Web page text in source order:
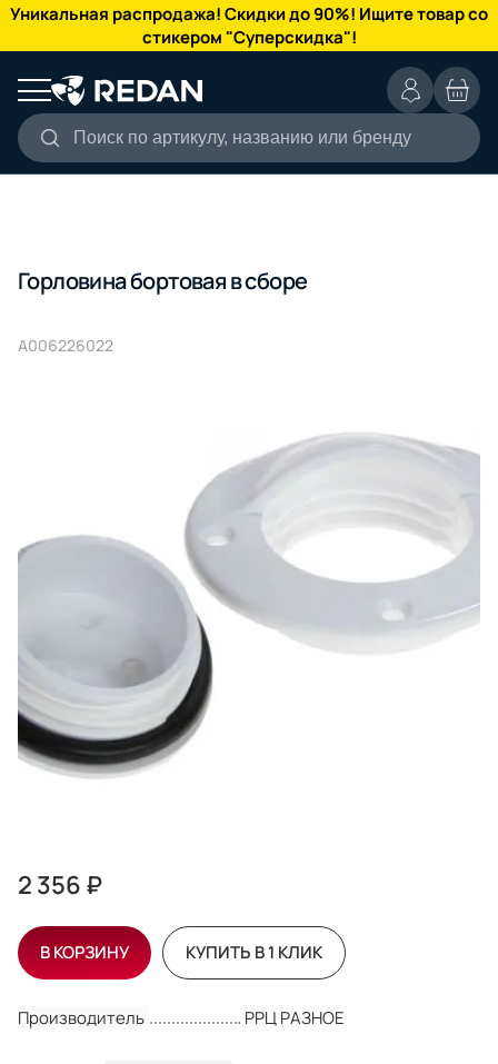
Уникальная распродажа! Скидки до 90%! Ищите товар со
стикером "Суперскидка"!
Поиск по артикулу, названию или бренду
КАТАЛОГ
Горловина бортовая в сборе
A006226022
Производитель РРЦ РАЗНОЕ
2 356 ₽
В КОРЗИНУ КУПИТЬ В 1 КЛИК